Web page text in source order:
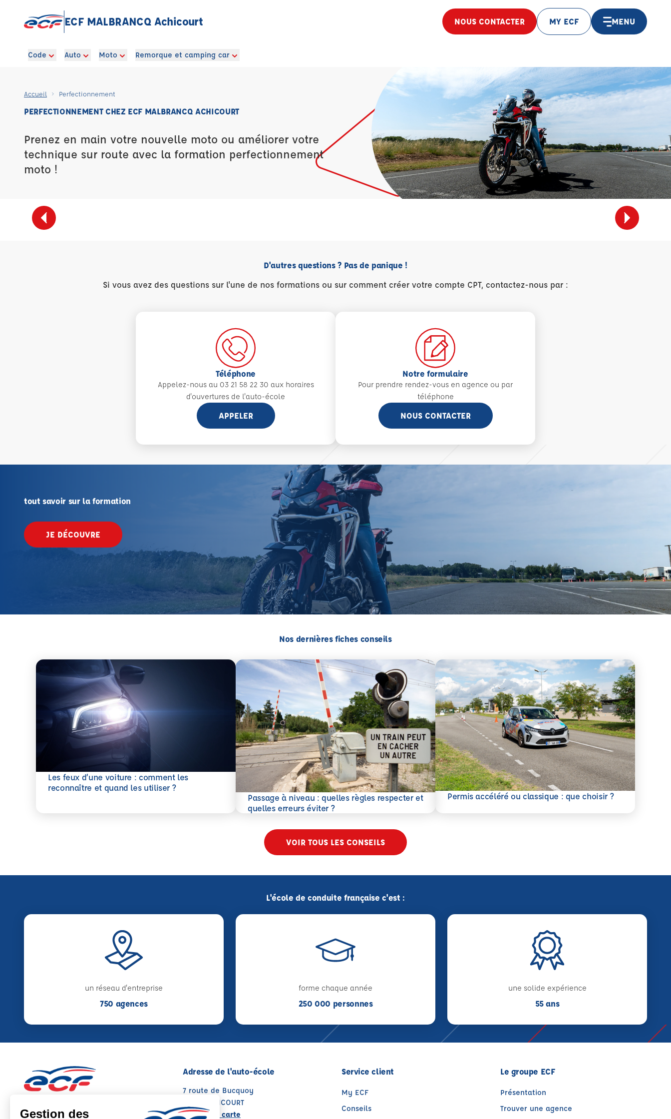
ECF MALBRANCQ Achicourt NOUS CONTACTER MY ECF MENU
Code Auto Moto Remorque et camping car
Accueil Perfectionnement
PERFECTIONNEMENT CHEZ ECF MALBRANCQ ACHICOURT
Prenez en main votre nouvelle moto ou améliorer votre
technique sur route avec la formation perfectionnement
moto !
D'autres questions ? Pas de panique !
Si vous avez des questions sur l'une de nos formations ou sur comment créer votre compte CPT, contactez-nous par :
Téléphone
Appelez-nous au 03 21 58 22 30 aux horaires
d'ouvertures de l'auto-école
APPELER
Notre formulaire
Pour prendre rendez-vous en agence ou par
téléphone
NOUS CONTACTER
tout savoir sur la formation
JE DÉCOUVRE
Nos dernières fiches conseils
Les feux d’une voiture : comment les
reconnaître et quand les utiliser ?
En savoir plus
Passage à niveau : quelles règles respecter et
quelles erreurs éviter ?
En savoir plus
Permis accéléré ou classique : que choisir ?
En savoir plus
VOIR TOUS LES CONSEILS
L'école de conduite française c'est :
un réseau d'entreprise
750 agences
forme chaque année
250 000 personnes
une solide expérience
55 ans
Note : 4.8/5
Adresse de l'auto-école
7 route de Bucquoy
62217 ACHICOURT
Voir sur la carte
Service client
My ECF
Conseils
Le groupe ECF
Présentation
Trouver une agence